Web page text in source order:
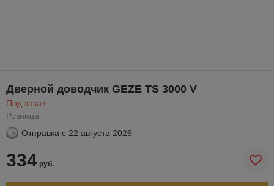
Дверной доводчик GEZE TS 3000 V
Под заказ
Розница
Отправка с 22 августа 2026
334 руб.